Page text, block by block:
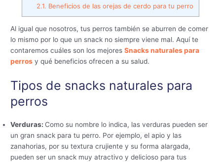
2.1. Beneficios de las orejas de cerdo para tu perro
Al igual que nosotros, tus perros también se aburren de comer
lo mismo por lo que un snack no siempre viene mal. Aquí te
contaremos cuáles son los mejoresSnacks naturales para
perros y qué beneficios ofrecen a su salud.
Tipos de snacks naturales para
perros
Verduras: Como su nombre lo indica, las verduras pueden ser
un gran snack para tu perro. Por ejemplo, el apio y las
zanahorias, por su textura crujiente y su forma alargada,
pueden ser un snack muy atractivo y delicioso para tus